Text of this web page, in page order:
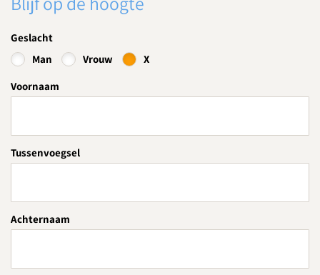
Geslacht
Man
Vrouw
X
Voornaam
Tussenvoegsel
Achternaam